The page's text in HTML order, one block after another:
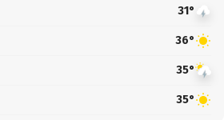
31°
36°
35°
35°